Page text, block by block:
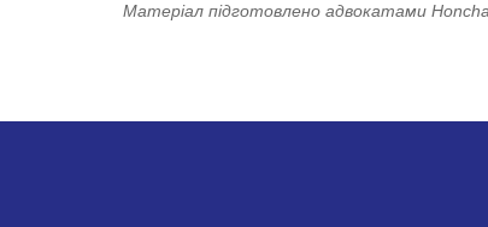
Матеріал підготовлено адвокатами